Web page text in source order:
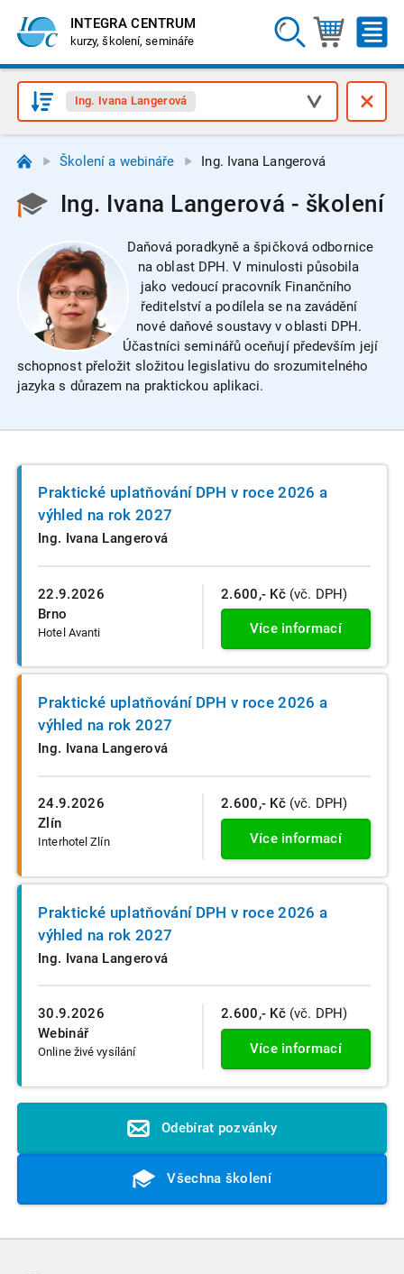
INTEGRA CENTRUM
kurzy, školení, semináře
Ing. Ivana Langerová
Školení a webináře Ing. Ivana Langerová
Ing. Ivana Langerová - školení
Daňová poradkyně a špičková odbornice
na oblast DPH. V minulosti působila
jako vedoucí pracovník Finančního
ředitelství a podílela se na zavádění
nové daňové soustavy v oblasti DPH.
Účastníci seminářů oceňují především její
schopnost přeložit složitou legislativu do srozumitelného
jazyka s důrazem na praktickou aplikaci.
22.9.2026
Brno
Hotel Avanti
Praktické uplatňování DPH v roce 2026 a
výhled na rok 2027
Ing. Ivana Langerová
2.600,- Kč (vč. DPH)
Více informací
24.9.2026
Zlín
Interhotel Zlín
Praktické uplatňování DPH v roce 2026 a
výhled na rok 2027
Ing. Ivana Langerová
2.600,- Kč (vč. DPH)
Více informací
30.9.2026
Webinář
Online živé vysílání
Praktické uplatňování DPH v roce 2026 a
výhled na rok 2027
Ing. Ivana Langerová
2.600,- Kč (vč. DPH)
Více informací
Odebírat pozvánky
Všechna školení